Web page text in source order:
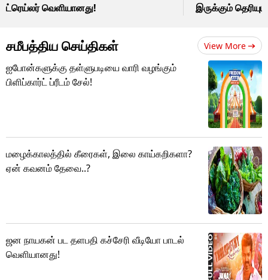
ட்ரெய்லர் வெளியானது!
இருக்கும்
சமீபத்திய செய்திகள் View More
ஐபோன்களுக்கு தள்ளுபடியை வாரி வழங்கும்
பிளிப்கார்ட் ப்ரீடம் சேல்!
மழைக்காலத்தில் கீரைகள், இலை காய்கறிகளா?
ஏன் கவனம் தேவை..?
ஜன நாயகன் பட தளபதி கச்சேரி வீடியோ பாடல்
வெளியானது!